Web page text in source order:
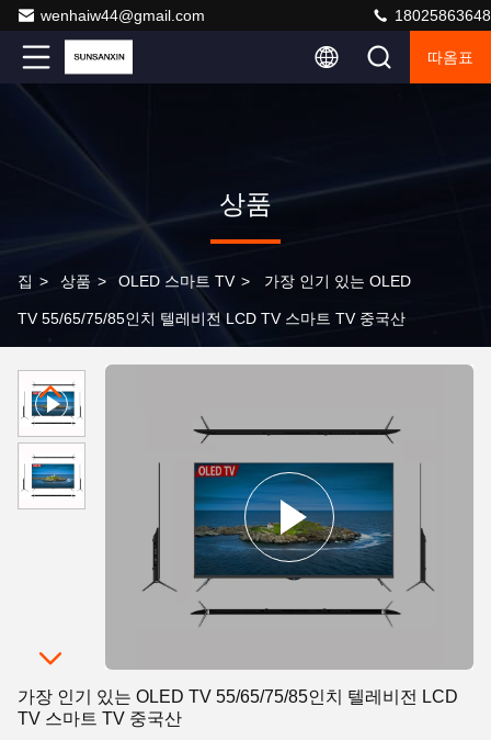
wenhaiw44@gmail.com 18025863648
따옴표
상품
집 > 상품 > OLED 스마트 TV > 가장 인기 있는 OLED
TV 55/65/75/85인치 텔레비전 LCD TV 스마트 TV 중국산
가장 인기 있는 OLED TV 55/65/75/85인치 텔레비전 LCD
TV 스마트 TV 중국산